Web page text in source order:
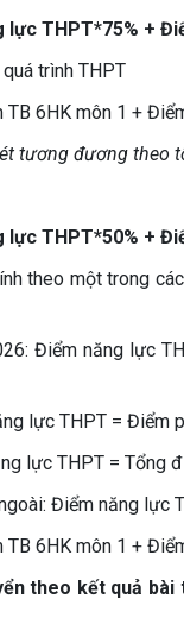
THPT*75% +
trình THPT
6HK môn 1 +
tương đương theo
THPT*50% +
theo một trong
Điểm năng lực
lực THPT = Điểm
lực THPT =
Điểm năng lực
6HK môn 1 +
theo kết quả bài